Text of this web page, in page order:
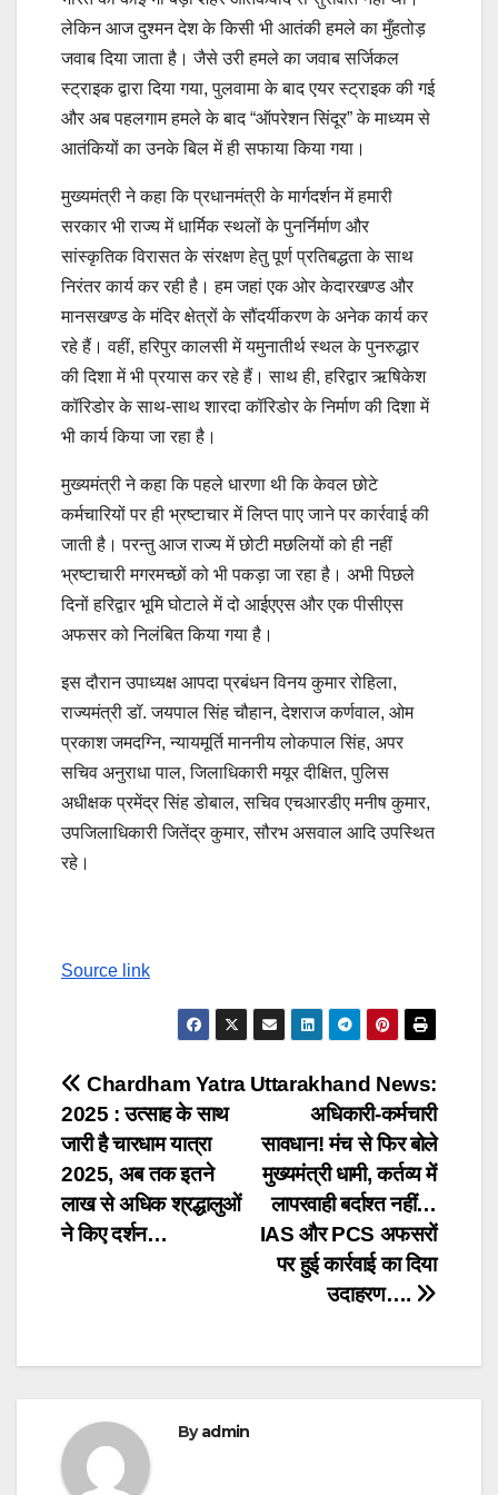
लेकिन आज दुश्मन देश के किसी भी आतंकी हमले का मुँहतोड़
जवाब दिया जाता है। जैसे उरी हमले का जवाब सर्जिकल
स्ट्राइक द्वारा दिया गया, पुलवामा के बाद एयर स्ट्राइक की गई
और अब पहलगाम हमले के बाद “ऑपरेशन सिंदूर” के माध्यम से
आतंकियों का उनके बिल में ही सफाया किया गया।
मुख्यमंत्री ने कहा कि प्रधानमंत्री के मार्गदर्शन में हमारी
सरकार भी राज्य में धार्मिक स्थलों के पुनर्निर्माण और
सांस्कृतिक विरासत के संरक्षण हेतु पूर्ण प्रतिबद्धता के साथ
निरंतर कार्य कर रही है। हम जहां एक ओर केदारखण्ड और
मानसखण्ड के मंदिर क्षेत्रों के सौंदर्यीकरण के अनेक कार्य कर
रहे हैं। वहीं, हरिपुर कालसी में यमुनातीर्थ स्थल के पुनरुद्धार
की दिशा में भी प्रयास कर रहे हैं। साथ ही, हरिद्वार ऋषिकेश
कॉरिडोर के साथ-साथ शारदा कॉरिडोर के निर्माण की दिशा में
भी कार्य किया जा रहा है।
मुख्यमंत्री ने कहा कि पहले धारणा थी कि केवल छोटे
कर्मचारियों पर ही भ्रष्टाचार में लिप्त पाए जाने पर कार्रवाई की
जाती है। परन्तु आज राज्य में छोटी मछलियों को ही नहीं
भ्रष्टाचारी मगरमच्छों को भी पकड़ा जा रहा है। अभी पिछले
दिनों हरिद्वार भूमि घोटाले में दो आईएएस और एक पीसीएस
अफसर को निलंबित किया गया है।
इस दौरान उपाध्यक्ष आपदा प्रबंधन विनय कुमार रोहिला,
राज्यमंत्री डॉ. जयपाल सिंह चौहान, देशराज कर्णवाल, ओम
प्रकाश जमदग्नि, न्यायमूर्ति माननीय लोकपाल सिंह, अपर
सचिव अनुराधा पाल, जिलाधिकारी मयूर दीक्षित, पुलिस
अधीक्षक प्रमेंद्र सिंह डोबाल, सचिव एचआरडीए मनीष कुमार,
उपजिलाधिकारी जितेंद्र कुमार, सौरभ असवाल आदि उपस्थित
रहे।
Source link
Post
navigation
Uttarakhand News:
अधिकारी-कर्मचारी
सावधान! मंच से फिर बोले
मुख्यमंत्री धामी, कर्तव्य में
लापरवाही बर्दाश्त नहीं…
IAS और PCS अफसरों
पर हुई कार्रवाई का दिया
उदाहरण….
Chardham Yatra
2025 : उत्साह के साथ
जारी है चारधाम यात्रा
2025, अब तक इतने
लाख से अधिक श्रद्धालुओं
ने किए दर्शन…
Byadmin